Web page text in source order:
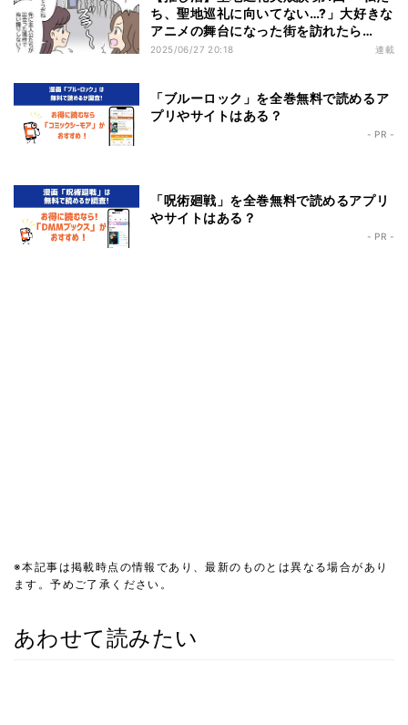
ち、聖地巡礼に向いてない…?」大好きな
アニメの舞台になった街を訪れたら…
2025/06/27 20:18 連載
「ブルーロック」を全巻無料で読めるア
プリやサイトはある？
- PR -
「呪術廻戦」を全巻無料で読めるアプリ
やサイトはある？
- PR -
※本記事は掲載時点の情報であり、最新のものとは異なる場合があり
ます。予めご了承ください。
あわせて読みたい